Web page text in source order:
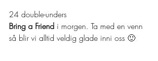
24 double-unders
Bring a Friend i morgen. Ta med en venn
så blir vi alltid veldig glade inni oss 🙂